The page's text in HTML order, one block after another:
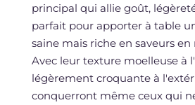
principal qui allie goût,
parfait pour apporter à table
saine mais riche en saveurs
Avec leur texture moelleuse à
légèrement croquante à
conquerront même ceux qui